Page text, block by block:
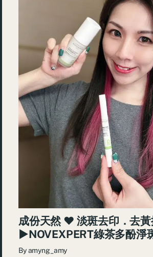
成份天然 ♥ 淡斑去印．去黃
►NOVEXPERT綠茶多酚淨
Byamyng_amy